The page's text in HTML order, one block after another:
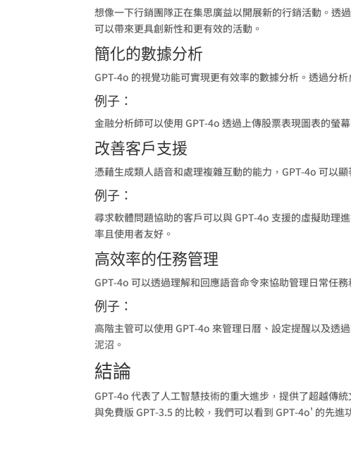
想像一下行銷團隊正在集思廣益以開展新的行銷活動。透
可以帶來更具創新性和更有效的活動。
簡化的數據分析
GPT-4o 的視覺功能可實現更有效率的數據分析。透過分
例子：
金融分析師可以使用 GPT-4o 透過上傳股票表現圖表的螢
改善客戶支援
憑藉生成類人語音和處理複雜互動的能力，GPT-4o 可以
例子：
尋求軟體問題協助的客戶可以與 GPT-4o 支援的虛擬助理
率且使用者友好。
高效率的任務管理
GPT-4o 可以透過理解和回應語音命令來協助管理日常任
例子：
高階主管可以使用 GPT-4o 來管理日曆、設定提醒以及透
泥沼。
結論
GPT-4o 代表了人工智慧技術的重大進步，提供了超越傳
與免費版 GPT-3.5 的比較，我們可以看到 GPT-4o' 的先